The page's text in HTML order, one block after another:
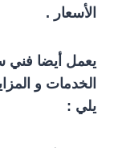
الأسعار .
يعمل أيضا فني
الخدمات و
يلي :